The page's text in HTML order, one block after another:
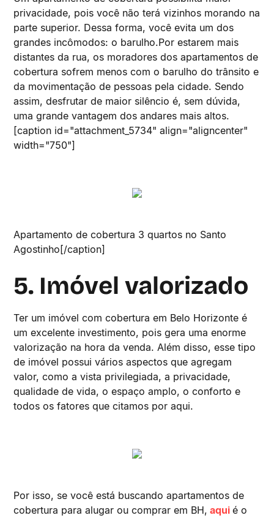
privacidade, pois você não terá vizinhos morando na
parte superior. Dessa forma, você evita um dos
grandes incômodos: o barulho.Por estarem mais
distantes da rua, os moradores dos apartamentos de
cobertura sofrem menos com o barulho do trânsito e
da movimentação de pessoas pela cidade. Sendo
assim, desfrutar de maior silêncio é, sem dúvida,
uma grande vantagem dos andares mais altos.
[caption id="attachment_5734" align="aligncenter"
width="750"]
Apartamento de cobertura 3 quartos no Santo
Agostinho[/caption]
5. Imóvel valorizado
Ter um imóvel com cobertura em Belo Horizonte é
um excelente investimento, pois gera uma enorme
valorização na hora da venda. Além disso, esse tipo
de imóvel possui vários aspectos que agregam
valor, como a vista privilegiada, a privacidade,
qualidade de vida, o espaço amplo, o conforto e
todos os fatores que citamos por aqui.
Por isso, se você está buscando apartamentos de
cobertura para alugar ou comprar em BH, aqui é o